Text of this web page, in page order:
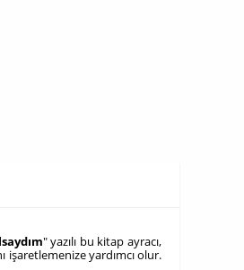
" yazılı bu kitap ayracı,
işaretlemenize yardımcı olur.